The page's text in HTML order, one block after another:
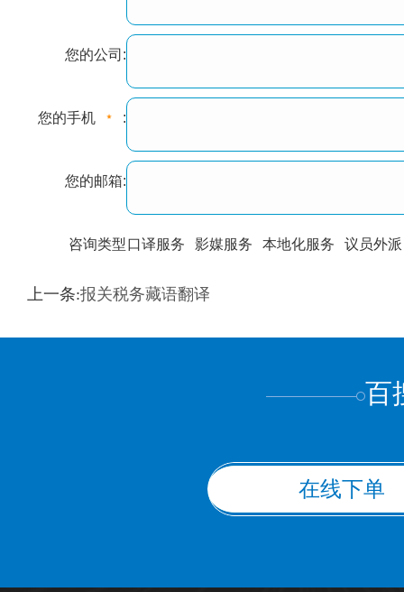
您的公司:
您的手机 :
您的邮箱:
咨询类型口译服务 影媒服务 本地化服务 议员外派
训翻译 标准级
上一条:报关税务藏语翻译
百
在线下单